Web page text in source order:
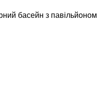
басейн з павільйоном